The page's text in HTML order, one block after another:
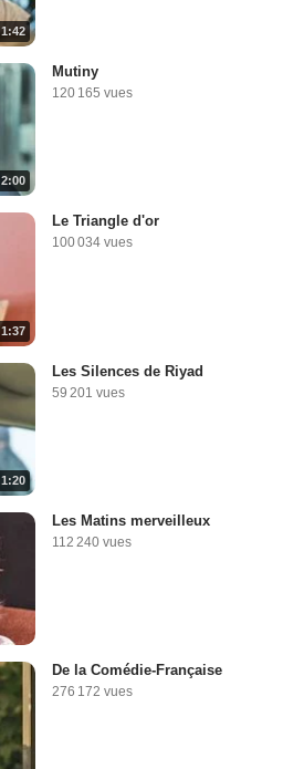
1:42
2:00
Mutiny
120 165 vues
1:37
Le Triangle d'or
100 034 vues
1:20
Les Silences de Riyad
59 201 vues
Les Matins merveilleux
112 240 vues
De la Comédie-Française
276 172 vues